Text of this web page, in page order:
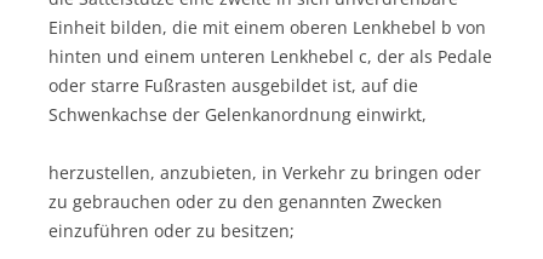
Einheit bilden, die mit einem oberen Lenkhebel b von
hinten und einem unteren Lenkhebel c, der als Pedale
oder starre Fußrasten ausgebildet ist, auf die
Schwenkachse der Gelenkanordnung einwirkt,
herzustellen, anzubieten, in Verkehr zu bringen oder
zu gebrauchen oder zu den genannten Zwecken
einzuführen oder zu besitzen;